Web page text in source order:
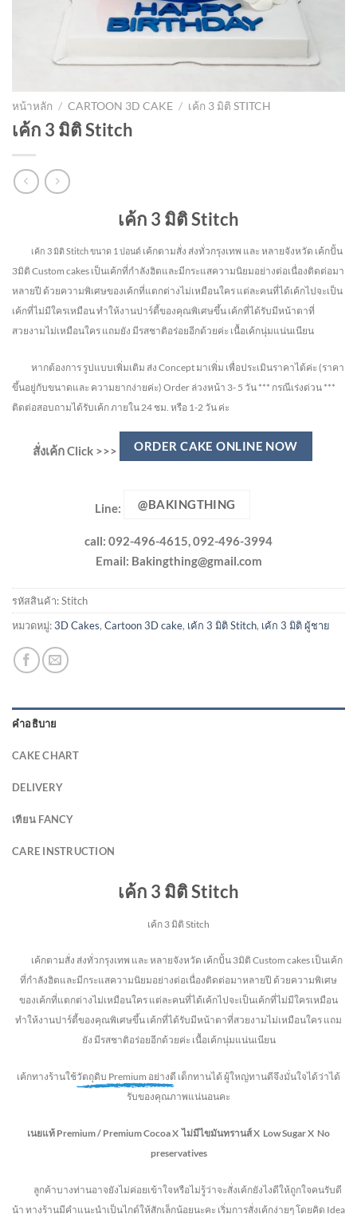
หน้าหลัก / CARTOON 3D CAKE / เค้ก 3 มิติ STITCH
เค้ก 3 มิติ Stitch
เค้ก 3 มิติ Stitch
เค้ก 3 มิติ Stitchขนาด 1 ปอนด์ เค้กตามสั่ง ส่งทั่วกรุงเทพ และ หลายจังหวัด เค้กปั้น
3มิติ Custom cakes เป็นเค้กที่กำลังฮิตและมีกระแสความนิยมอย่างต่อเนื่องติดต่อมา
หลายปี ด้วยความพิเศษของเค้กที่แตกต่างไม่เหมือนใคร แต่ละคนที่ได้เค้กไปจะเป็น
เค้กที่ไม่มีใครเหมือน ทำให้งานปาร์ตี้ของคุณพิเศษขึ้น เค้กที่ได้รับมีหน้าตาที่
สวยงามไม่เหมือนใคร แถมยัง มีรสชาติอร่อยอีกด้วยค่ะ เนื้อเค้กนุ่มแน่นเนียน
หากต้องการ รูปแบบเพิ่มเติม ส่ง Concept มาเพิ่ม เพื่อประเมินราคาได้ค่ะ (ราคา
ขึ้นอยู่กับขนาดและ ความยากง่ายค่ะ) Order ล่วงหน้า 3- 5 วัน *** กรณีเร่งด่วน ***
ติดต่อสอบถามได้รับเค้ก ภายใน 24 ชม. หรือ 1-2 วัน ค่ะ
สั่งเค้ก Click >>> ORDER CAKE ONLINE NOW
Line: @BAKINGTHING
call: 092-496-4615, 092-496-3994
Email: Bakingthing@gmail.com
รหัสสินค้า:Stitch
หมวดหมู่:3D Cakes, Cartoon 3D cake, เค้ก 3 มิติ Stitch, เค้ก 3 มิติ ผู้ชาย
คำอธิบาย
CAKE CHART
DELIVERY
เทียน FANCY
CARE INSTRUCTION
เค้ก 3 มิติ Stitch
เค้ก 3 มิติ Stitch
เค้กตามสั่ง ส่งทั่วกรุงเทพ และ หลายจังหวัด เค้กปั้น 3มิติ Custom cakes เป็นเค้ก
ที่กำลังฮิตและมีกระแสความนิยมอย่างต่อเนื่องติดต่อมาหลายปี ด้วยความพิเศษ
ของเค้กที่แตกต่างไม่เหมือนใคร แต่ละคนที่ได้เค้กไปจะเป็นเค้กที่ไม่มีใครเหมือน
ทำให้งานปาร์ตี้ของคุณพิเศษขึ้น เค้กที่ได้รับมีหน้าตาที่สวยงามไม่เหมือนใคร แถม
ยัง มีรสชาติอร่อยอีกด้วยค่ะ เนื้อเค้กนุ่มแน่นเนียน
เค้กทางร้านใช้วัตถุดิบ Premium อย่างดี เด็กทานได้ ผู้ใหญ่ทานดีจึงมั่นใจได้ว่าได้
รับของคุณภาพแน่นอนคะ
เนยแท้ Premium / Premium CocoaX ไม่มีไขมันทรานส์X Low SugarX No
preservatives
ลูกค้าบางท่านอาจยังไม่ค่อยเข้าใจหรือไม่รู้ว่าจะสั่งเค้กยังไงดีให้ถูกใจคนรับดี
น้า ทางร้านมีคำแนะนำเป็นไกด์ให้สักเล็กน้อยนะคะ เริ่มการสั่งเค้กง่ายๆ โดยคิด Idea